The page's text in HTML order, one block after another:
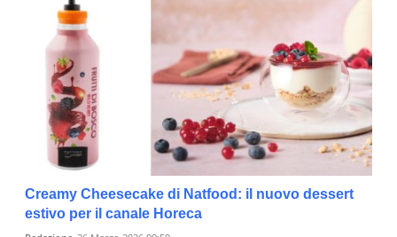
Creamy Cheesecake di Natfood: il nuovo dessert
estivo per il canale Horeca